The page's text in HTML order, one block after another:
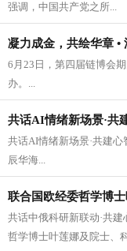
强调，中国共产党之所...
凝力成金，共绘华章
性领导力论坛在京举办
6月23日，第四届链博会
办。...
共话AI情绪新场景·
管委会与蓝辰华海一
技企业联盟
共话AI情绪新场景·共建
辰华海...
联合国欧经委哲学博
路”多模态心智数字孪
对话与研究合作
共话中俄科研新联动·共
哲学博士叶莲娜及院士、